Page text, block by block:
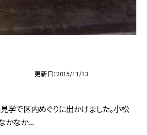
更新日 2015/11/13
学で区内めぐりに出かけました。小松
かなか...